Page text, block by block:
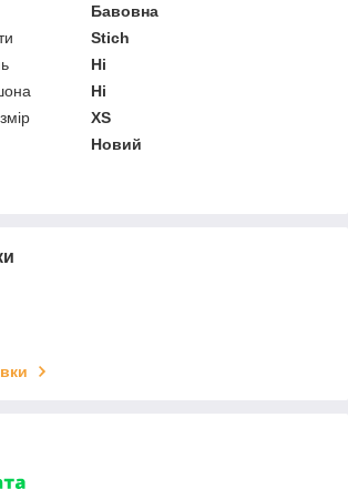
Бавовна
Stich
Ні
Ні
XS
Новий